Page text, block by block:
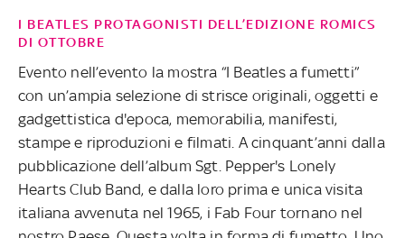
I BEATLES PROTAGONISTI DELL’EDIZIONE ROMICS
DI OTTOBRE
Evento nell’evento la mostra “I Beatles a fumetti”
con un’ampia selezione di strisce originali, oggetti e
gadgettistica d'epoca, memorabilia, manifesti,
stampe e riproduzioni e filmati. A cinquant’anni dalla
pubblicazione dell’album Sgt. Pepper's Lonely
Hearts Club Band, e dalla loro prima e unica visita
italiana avvenuta nel 1965, i Fab Four tornano nel